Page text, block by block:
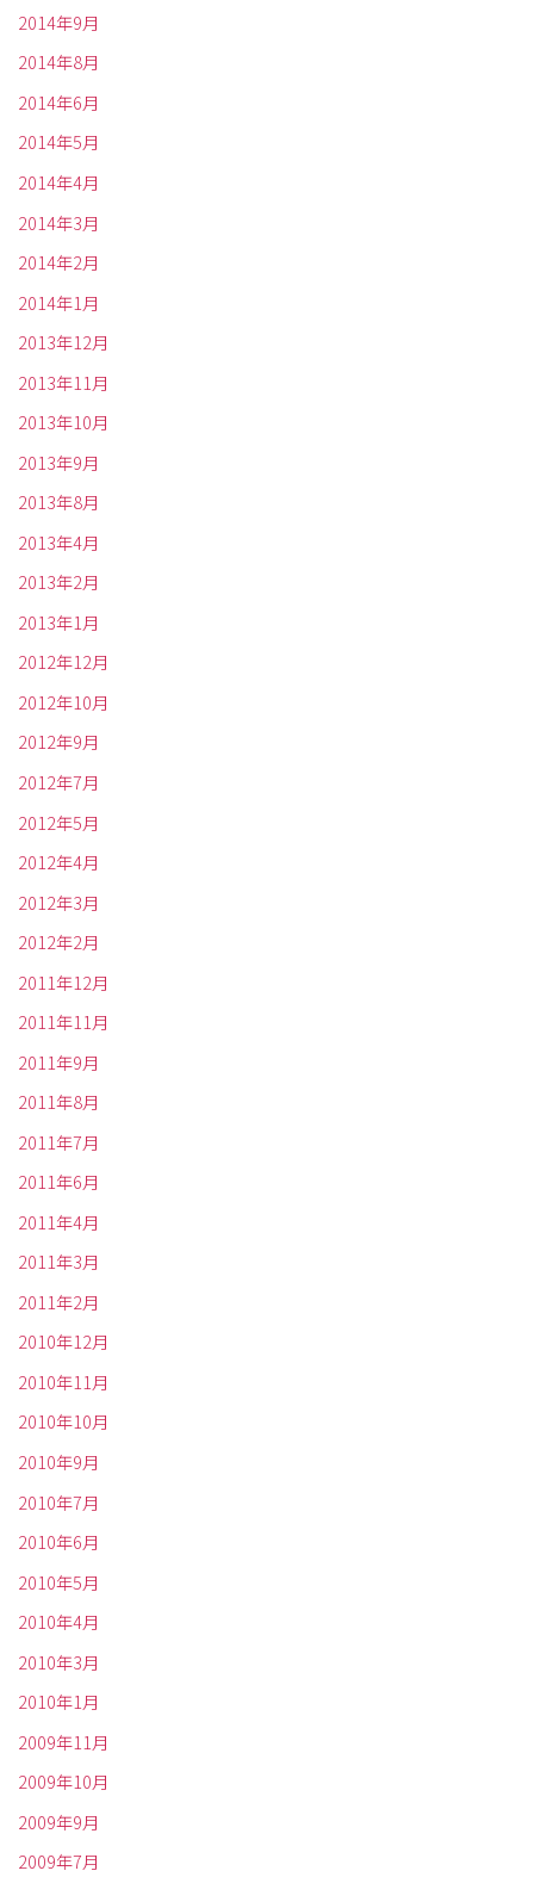
2014年9月
2014年8月
2014年6月
2014年5月
2014年4月
2014年3月
2014年2月
2014年1月
2013年12月
2013年11月
2013年10月
2013年9月
2013年8月
2013年4月
2013年2月
2013年1月
2012年12月
2012年10月
2012年9月
2012年7月
2012年5月
2012年4月
2012年3月
2012年2月
2011年12月
2011年11月
2011年9月
2011年8月
2011年7月
2011年6月
2011年4月
2011年3月
2011年2月
2010年12月
2010年11月
2010年10月
2010年9月
2010年7月
2010年6月
2010年5月
2010年4月
2010年3月
2010年1月
2009年11月
2009年10月
2009年9月
2009年7月